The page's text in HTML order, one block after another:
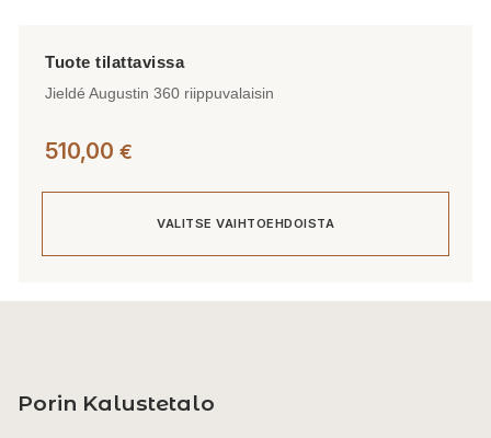
Jieldé Augustin 360 riippuvalaisin
510,00 €
VALITSE VAIHTOEHDOISTA
muunnelma.
Porin Kalustetalo